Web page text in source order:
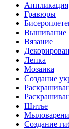
Аппликация
Гравюры
Вышивание
Вязание
Лепка
Мозаика
Создание
Шитье
Создание